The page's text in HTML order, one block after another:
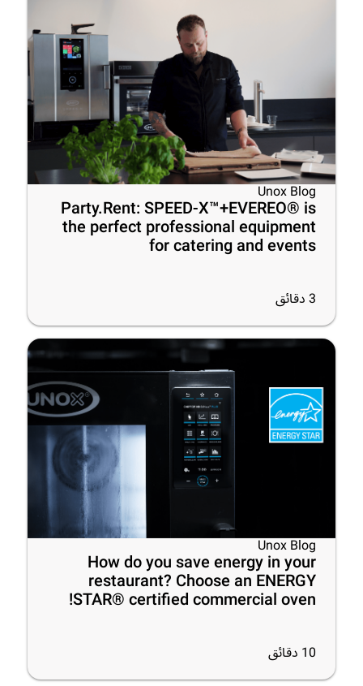
Unox Blog
Party.Rent: SPEED-X™+EVEREO® is
the perfect professional equipment
for catering and events
3 دقائق
Unox Blog
How do you save energy in your
restaurant? Choose an ENERGY
STAR® certified commercial oven!
10 دقائق